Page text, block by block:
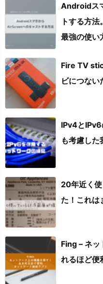
Androidス
トする方
最強の使い
Fire TV
ビにつない
IPv4とIPv6
も考慮し
20年近く
た！これは
Fing – ネッ
れるほど便